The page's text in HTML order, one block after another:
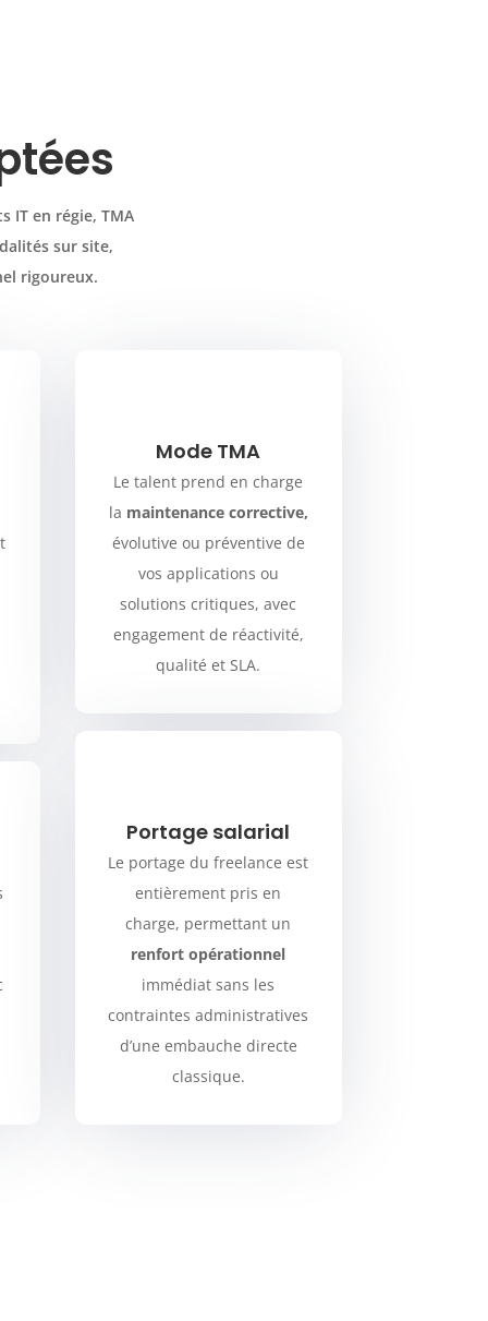
IT en régie, TMA
sur site,
rigoureux.
Mode TMA
Le talent prend en charge
la maintenance corrective,
évolutive ou préventive de
vos applications ou
solutions critiques, avec
engagement de réactivité,
qualité et SLA.
Portage salarial
Le portage du freelance est
entièrement pris en
charge, permettant un
renfort opérationnel
immédiat sans les
contraintes administratives
d’une embauche directe
classique.